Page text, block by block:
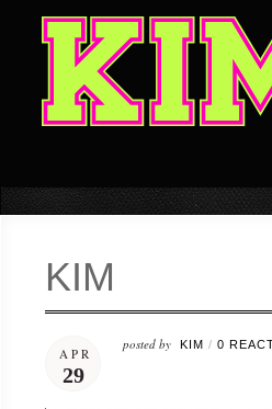
KIM
APR
29
posted by KIM / 0